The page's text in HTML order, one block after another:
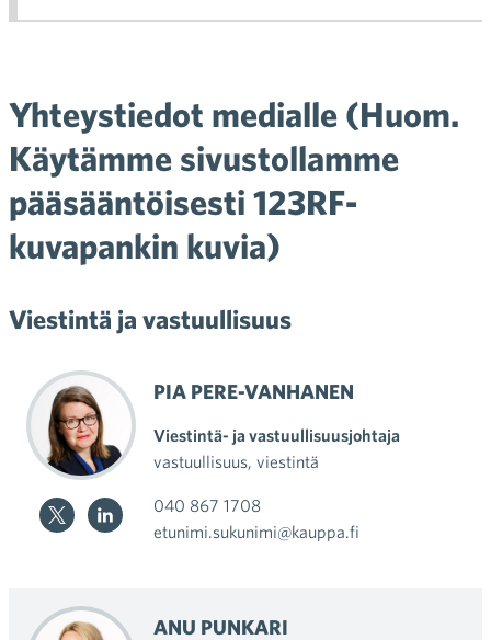
Yhteystiedot medialle (Huom.
Käytämme sivustollamme
pääsääntöisesti 123RF-
kuvapankin kuvia)
Viestintä ja vastuullisuus
PIA PERE-VANHANEN
Viestintä- ja vastuullisuusjohtaja
vastuullisuus, viestintä
040 867 1708
etunimi.sukunimi@kauppa.fi
ANU PUNKARI